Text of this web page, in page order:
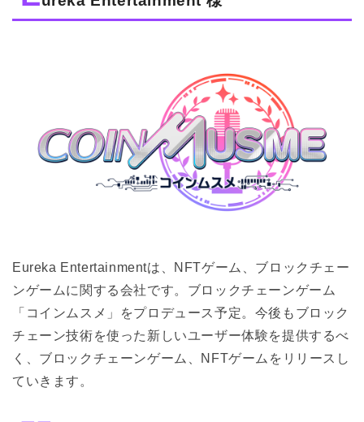
Eureka Entertainmentは、NFTゲーム、ブロックチェー
ンゲームに関する会社です。ブロックチェーンゲーム
「コインムスメ」をプロデュース予定。今後もブロック
チェーン技術を使った新しいユーザー体験を提供するべ
く、ブロックチェーンゲーム、NFTゲームをリリースし
ていきます。